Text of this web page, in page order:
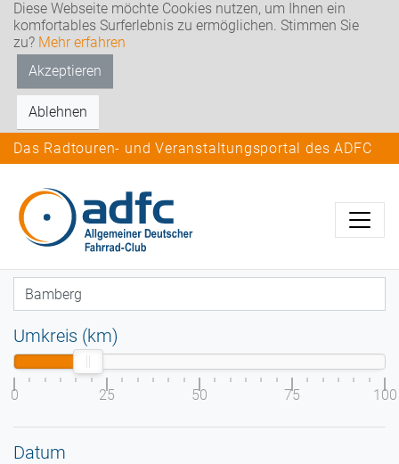
Diese Webseite möchte Cookies nutzen, um Ihnen ein
komfortables Surferlebnis zu ermöglichen. Stimmen Sie
zu? Mehr erfahren
Akzeptieren
Ablehnen
Das Radtouren- und Veranstaltungsportal des ADFC
Umkreis (km)
0 25 50 75 100
Datum